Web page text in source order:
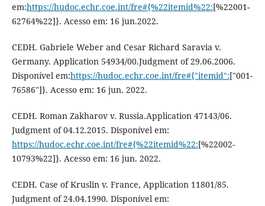
em:https://hudoc.echr.coe.int/fre#{%22itemid%22:[%22001-
62764%22]}. Acesso em: 16 jun.2022.
CEDH. Gabriele Weber and Cesar Richard Saravia v.
Germany. Application 54934/00.Judgment of 29.06.2006.
Disponível em:https://hudoc.echr.coe.int/fre#{"itemid":["001-
76586"]}. Acesso em: 16 jun. 2022.
CEDH. Roman Zakharov v. Russia.Application 47143/06.
Judgment of 04.12.2015. Disponível em:
https://hudoc.echr.coe.int/fre#{%22itemid%22:[%22002-
10793%22]}. Acesso em: 16 jun. 2022.
CEDH. Case of Kruslin v. France, Application 11801/85.
Judgment of 24.04.1990. Disponível em: